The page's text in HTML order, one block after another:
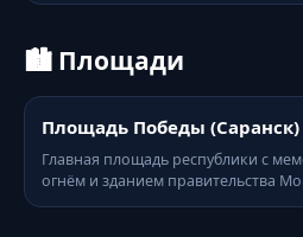
🏙️ Площади
Площадь Победы (Саранск)
Главная площадь республики с
огнём и зданием правительства